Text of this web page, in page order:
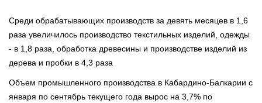
Среди обрабатывающих производств за девять месяцев в 1,6
раза увеличилось производство текстильных изделий, одежды
- в 1,8 раза, обработка древесины и производстве изделий из
дерева и пробки в 4,3 раза
Объем промышленного производства в Кабардино-Балкарии с
января по сентябрь текущего года вырос на 3,7% по